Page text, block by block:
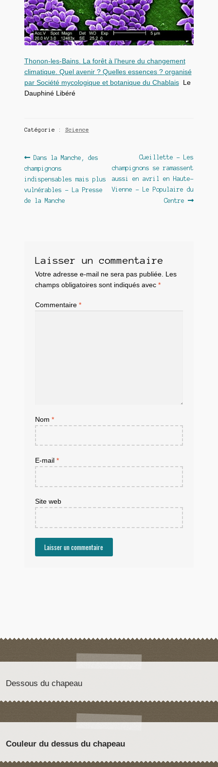
Thonon-les-Bains. La forêt à l’heure du changement
climatique. Quel avenir ? Quelles essences ? organisé
par Société mycologique et botanique du ChablaisLe
Dauphiné Libéré
Catégorie : Science
Navigation
de
l’article
Article
précédent :
Dans la Manche, des
champignons
indispensables mais plus
vulnérables – La Presse
de la Manche
Article
suivant :
Cueillette – Les
champignons se ramassent
aussi en avril en Haute-
Vienne – Le Populaire du
Centre
Laisser un commentaire
Votre adresse e-mail ne sera pas publiée.
Les
champs obligatoires sont indiqués avec *
Commentaire *
Nom *
E-mail *
Site web
Dessous du chapeau
Couleur du dessus du chapeau